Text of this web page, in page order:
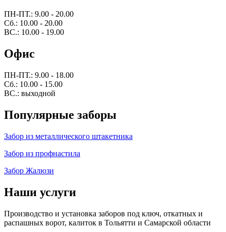
ПН-ПТ.: 9.00 - 20.00
Сб.: 10.00 - 20.00
ВС.: 10.00 - 19.00
Офис
ПН-ПТ.: 9.00 - 18.00
Сб.: 10.00 - 15.00
ВС.: выходной
Популярные заборы
Забор из металлического штакетника
Забор из профнастила
Забор Жалюзи
Наши услуги
Производство и установка заборов под ключ, откатных и
распашных ворот, калиток в Тольятти и Самарской области